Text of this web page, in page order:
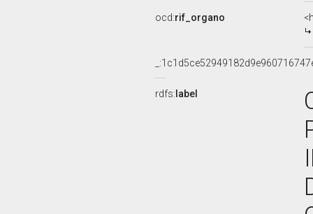
ocd:rif_organo
rdfs: label